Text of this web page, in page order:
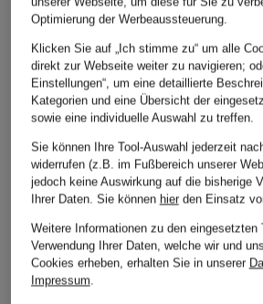
Optimierung der Werbeaussteuerung.
Klicken Sie auf „Ich stimme zu“ um alle
direkt zur Webseite weiter zu navigieren;
Einstellungen“, um eine detaillierte
Kategorien und eine Übersicht der
sowie eine individuelle Auswahl zu treffen.
Sie können Ihre Tool-Auswahl jederzeit
widerrufen (z.B. im Fußbereich unserer
jedoch keine Auswirkung auf die bisherige
Ihrer Daten. Sie können hierden Einsatz
Weitere Informationen zu den eingesetzten
Verwendung Ihrer Daten, welche wir und
Cookies erheben, erhalten Sie in unserer
Impressum.